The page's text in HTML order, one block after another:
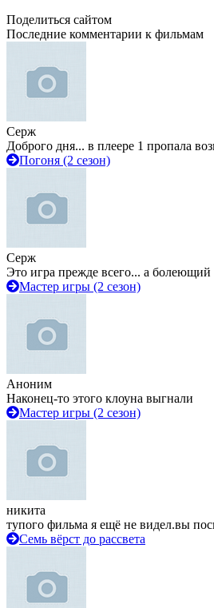
Поделиться сайтом
Последние комментарии к фильмам
Серж
Доброго дня... в плеере 1 пропала
Погоня (2 сезон)
Серж
Это игра прежде всего... а болеющий
Мастер игры (2 сезон)
Аноним
Наконец-то этого клоуна выгнали
Мастер игры (2 сезон)
никита
тупого фильма я ещё не видел.вы
Семь вёрст до рассвета